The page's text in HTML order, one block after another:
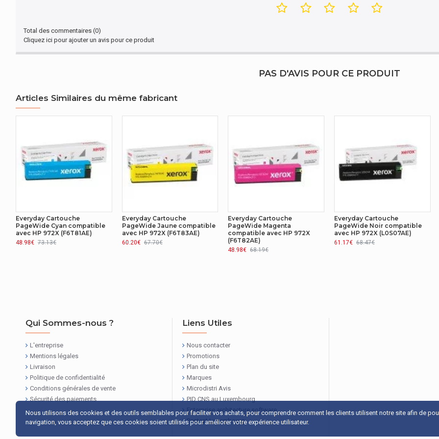
Total des commentaires (0)
Cliquez ici pour ajouter un avis pour ce produit
PAS D'AVIS POUR CE PRODUIT
Articles Similaires du même fabricant
Everyday Cartouche
PageWide Cyan compatible
avec HP 972X (F6T81AE)
48.98€ 73.13€
Everyday Cartouche
PageWide Jaune compatible
avec HP 972X (F6T83AE)
60.20€ 67.70€
Everyday Cartouche
PageWide Magenta
compatible avec HP 972X
(F6T82AE)
48.98€ 68.19€
Everyday Cartouche
PageWide Noir compatible
avec HP 972X (L0S07AE)
61.17€ 68.47€
Qui Sommes-nous ?
L'entreprise
Mentions légales
Livraison
Politique de confidentialité
Conditions générales de vente
Sécurité des paiements
Liens Utiles
Nous contacter
Promotions
Plan du site
Marques
Microdistri Avis
PID CNS au Luxembourg
Enterprise architecture software
Pentest Luxembourg
Nous utilisons des cookies et des outils semblables pour faciliter vos achats, pour comprendre comment les clients utilisent notre site afin de
navigation, vous acceptez que ces cookies soient utilisés pour améliorer votre expérience utilisateur.